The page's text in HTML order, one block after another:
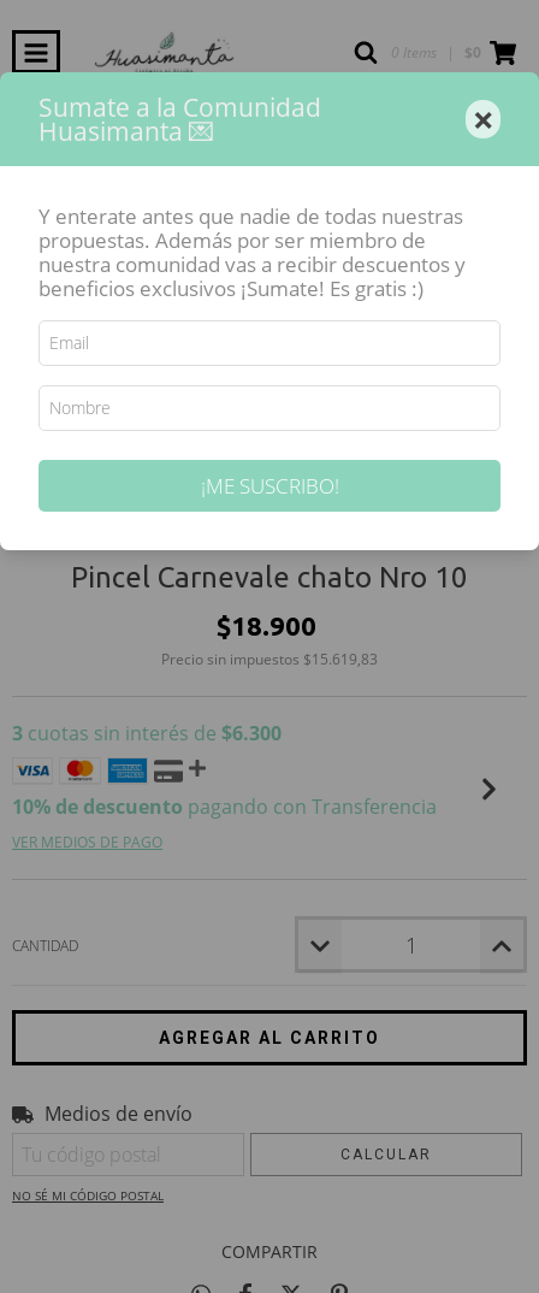
0 Items | $0
Inicio - Pinceles y herramientas Pincel Carnevale chato Nro 10
Pincel Carnevale chato Nro 10
$18.900
Precio sin impuestos $15.619,83
3 cuotas sin interés de $6.300
10% de descuento pagando con Transferencia
VER MEDIOS DE PAGO
CANTIDAD
Entregas para el CP:
Medios de envío
CALCULAR
NO SÉ MI CÓDIGO POSTAL
COMPARTIR
Sumate a la Comunidad
Huasimanta 💌 ×
Y enterate antes que nadie de todas nuestras
propuestas. Además por ser miembro de
nuestra comunidad vas a recibir descuentos y
beneficios exclusivos ¡Sumate! Es gratis :)
¡ME SUSCRIBO!